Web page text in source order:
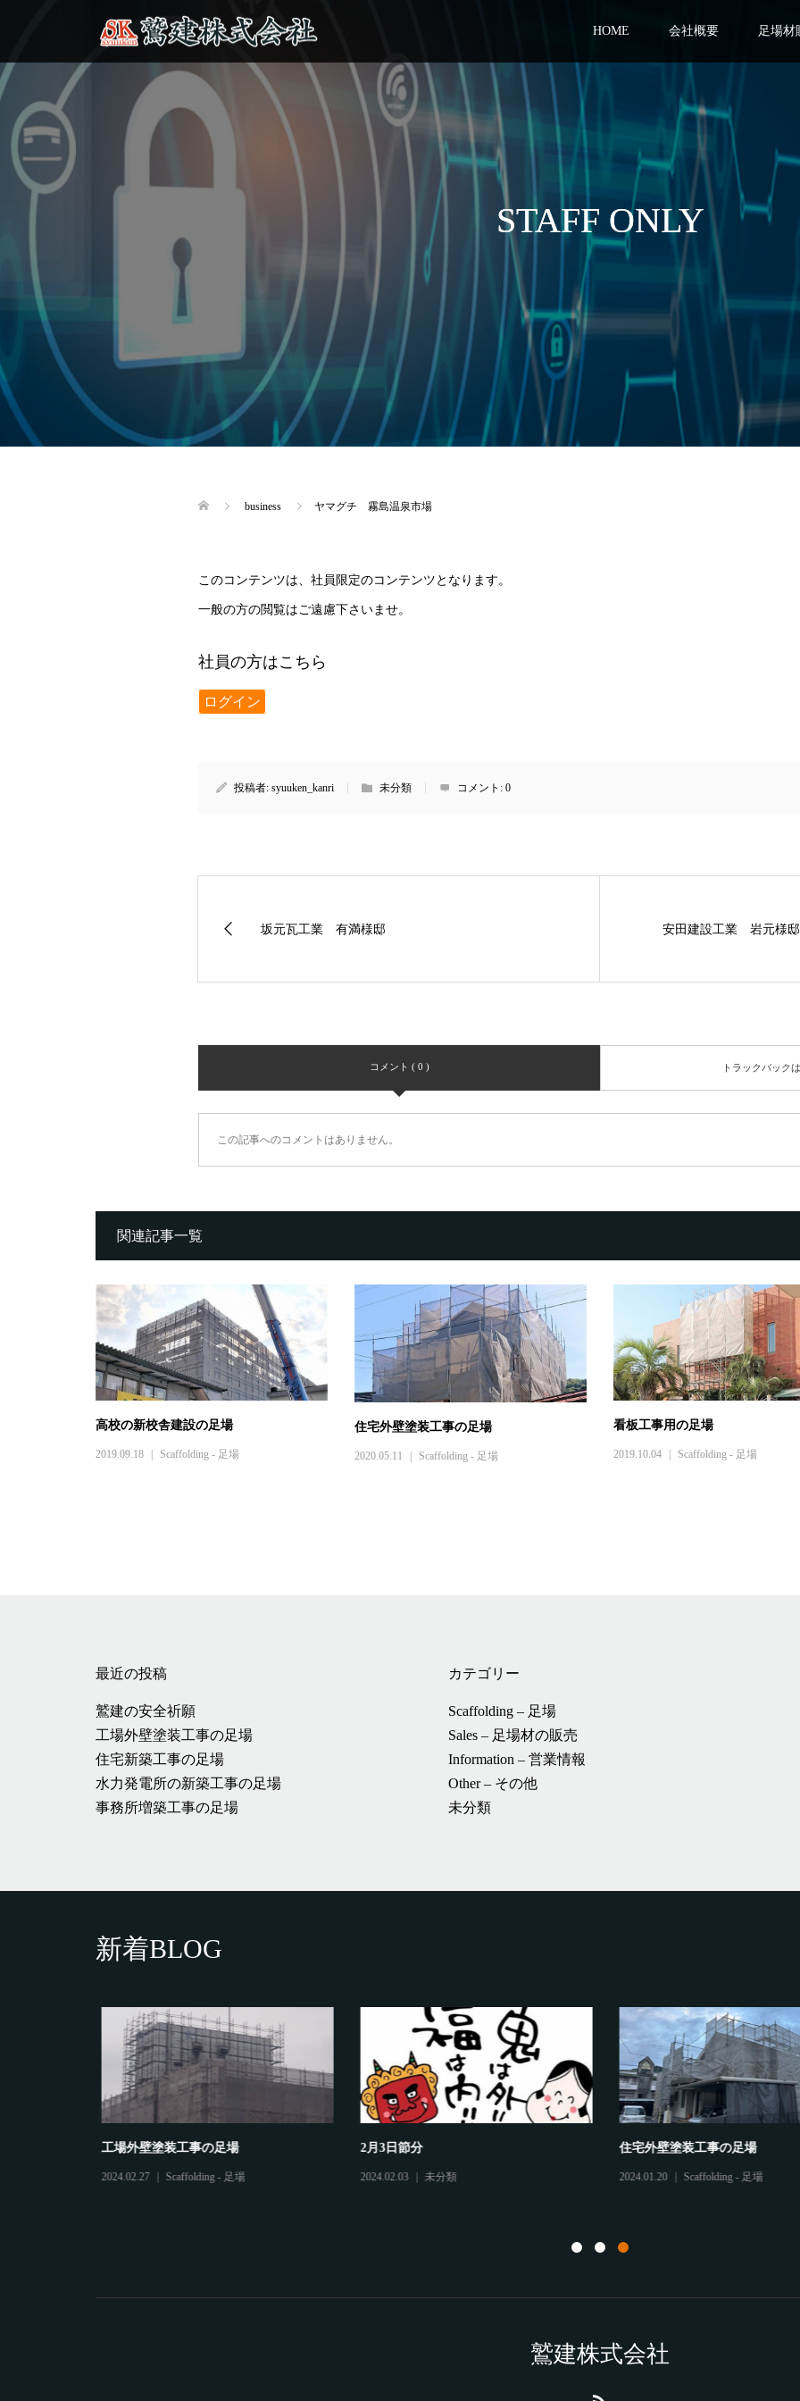
HOME 会社概要 足場材
STAFF ONLY
business ヤマグチ 霧島温泉市場
このコンテンツは、社員限定のコンテンツとなります。
一般の方の閲覧はご遠慮下さいませ。
社員の方はこちら
ログイン
投稿者: syuuken_kanri 未分類 コメント: 0
坂元瓦工業 有満様邸 安田建設工業 岩元様邸
コメント ( 0 ) トラックバック
この記事へのコメントはありません。
関連記事一覧
高校の新校舎建設の足場
2019.09.18 Scaffolding - 足場
住宅外壁塗装工事の足場
2020.05.11 Scaffolding - 足場
看板工事用の足場
2019.10.04 Scaffolding - 足場
最近の投稿
鷲建の安全祈願
工場外壁塗装工事の足場
住宅新築工事の足場
水力発電所の新築工事の足場
事務所増築工事の足場
カテゴリー
Scaffolding – 足場
Sales – 足場材の販売
Information – 営業情報
Other – その他
未分類
新着BLOG
工場外壁塗装工事の足場
2024.02.27 Scaffolding - 足場
2月3日節分
2024.02.03 未分類
住宅外壁塗装工事の足場
2024.01.20 Scaffolding - 足場
鷲建株式会社